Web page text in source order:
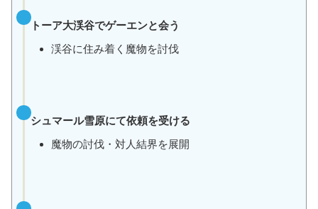
トーア大渓谷でゲーエンと会う
渓谷に住み着く魔物を討伐
シュマール雪原にて依頼を受ける
魔物の討伐・対人結界を展開